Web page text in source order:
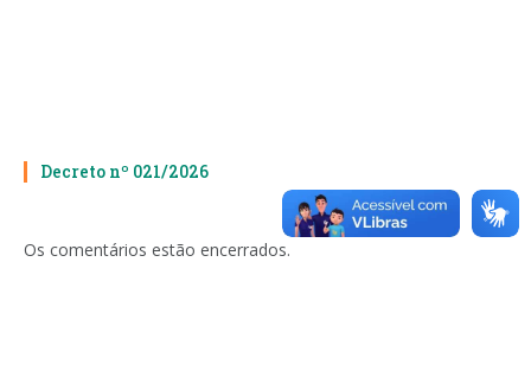
Decreto nº 021/2026
Os comentários estão encerrados.